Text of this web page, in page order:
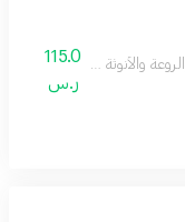
والأنوثة فواح ورائع
115.0
ر.س